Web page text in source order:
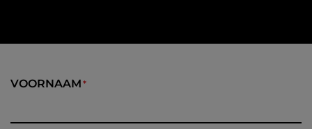
VOORNAAM